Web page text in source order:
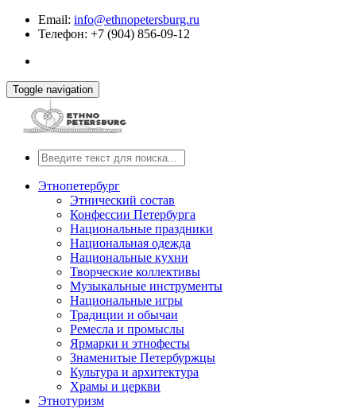
Email: info@ethnopetersburg.ru
Телефон: +7 (904) 856-09-12
Toggle navigation
Этнопетербург
Этнический состав
Конфессии Петербурга
Национальные праздники
Национальная одежда
Национальные кухни
Творческие коллективы
Музыкальные инструменты
Национальные игры
Традиции и обычаи
Ремесла и промыслы
Ярмарки и этнофесты
Знаменитые Петербуржцы
Культура и архитектура
Храмы и церкви
Этнотуризм